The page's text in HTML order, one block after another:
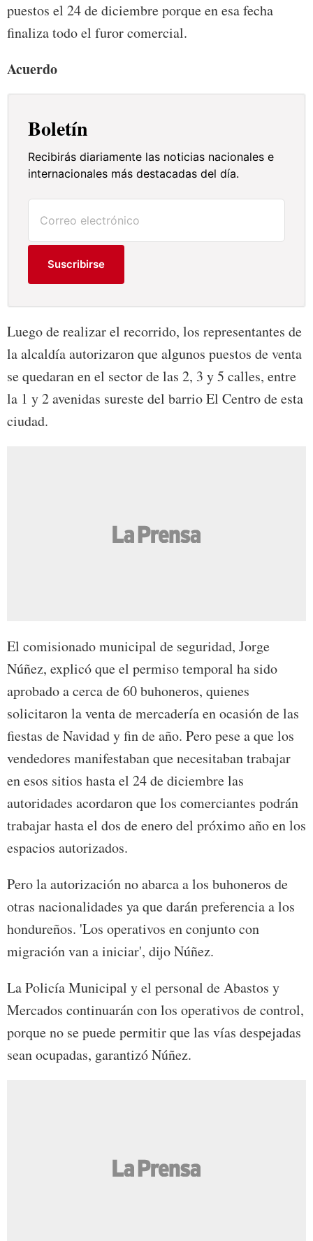
puestos el 24 de diciembre porque en esa fecha
finaliza todo el furor comercial.
Acuerdo
Boletín
Recibirás diariamente las noticias nacionales e
internacionales más destacadas del día.
Suscribirse
Luego de realizar el recorrido, los representantes de
la alcaldía autorizaron que algunos puestos de venta
se quedaran en el sector de las 2, 3 y 5 calles, entre
la 1 y 2 avenidas sureste del barrio El Centro de esta
ciudad.
El comisionado municipal de seguridad, Jorge
Núñez, explicó que el permiso temporal ha sido
aprobado a cerca de 60 buhoneros, quienes
solicitaron la venta de mercadería en ocasión de las
fiestas de Navidad y fin de año. Pero pese a que los
vendedores manifestaban que necesitaban trabajar
en esos sitios hasta el 24 de diciembre las
autoridades acordaron que los comerciantes podrán
trabajar hasta el dos de enero del próximo año en los
espacios autorizados.
Pero la autorización no abarca a los buhoneros de
otras nacionalidades ya que darán preferencia a los
hondureños. 'Los operativos en conjunto con
migración van a iniciar', dijo Núñez.
La Policía Municipal y el personal de Abastos y
Mercados continuarán con los operativos de control,
porque no se puede permitir que las vías despejadas
sean ocupadas, garantizó Núñez.